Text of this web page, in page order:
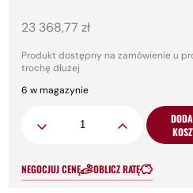
23 368,77zł
Produkt dostępny na zamówienie u
trochę dłużej
6 w magazynie
NEGOCJUJ CENĘ OBLICZ RATĘ